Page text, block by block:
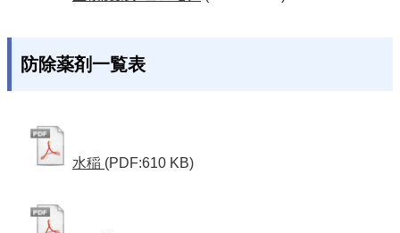
防除薬剤一覧表
水稲 (PDF:610 KB)